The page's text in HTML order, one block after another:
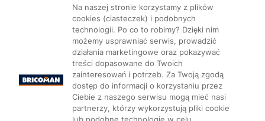
Kategorie Produkty Marki CMS
Ustawienia plików cookie
Na naszej stronie korzystamy z plików
cookies (ciasteczek) i podobnych
technologii. Po co to robimy? Dzięki nim
możemy usprawniać serwis, prowadzić
działania marketingowe oraz pokazywać
treści dopasowane do Twoich
zainteresowań i potrzeb. Za Twoją zgodą
dostęp do informacji o korzystaniu przez
Ciebie z naszego serwisu mogą mieć nasi
partnerzy, którzy wykorzystują pliki cookie